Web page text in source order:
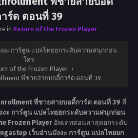
ร์ด ตอนที่ 39
in Return of the Frozen Player
งะ การ์ตูน แปลไทยยกระดับความสนุกก่อน
ใคร
of the Frozen Player ›
พี่ชายสายบอดี้การ์ด ตอนที่ 39
พี่ชายสายบอดี้การ์ด ตอนที่ 39 ที่
งะ การ์ตูน แปลไทยยกระดับความสนุกก่อน
Frozen Player อัพเดทตอนล่าสุดยกระดับ
เว็บอ่านมังงะ การ์ตูน แปลไทยยก